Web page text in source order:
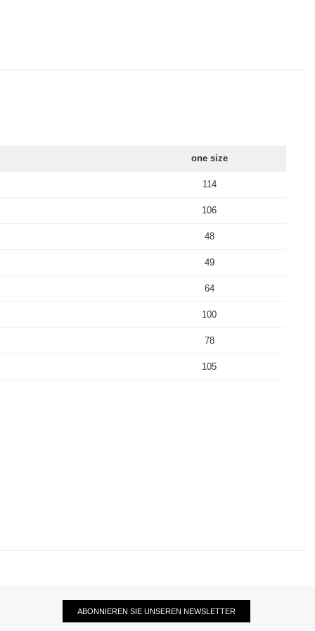
one size
114
106
48
49
64
100
78
105
ABONNIEREN SIE UNSEREN NEWSLETTER